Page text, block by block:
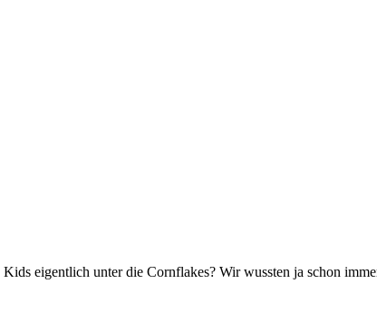
eigentlich unter die Cornflakes? Wir wussten ja schon